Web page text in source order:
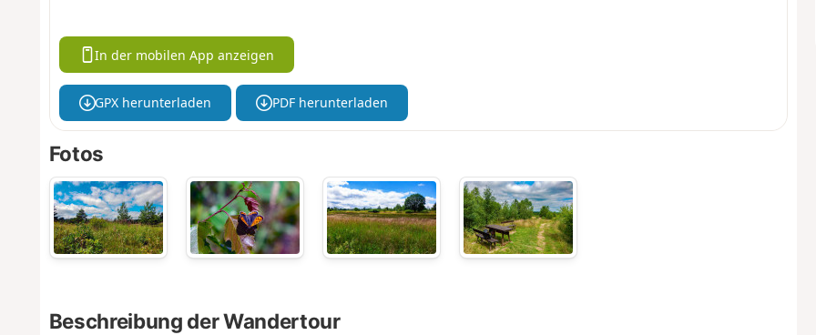
In der mobilen App anzeigen
GPX herunterladen PDF herunterladen
Fotos
Beschreibung der Wandertour